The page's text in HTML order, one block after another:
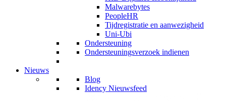
Malwarebytes
PeopleHR
Tijdregistratie en aanwezigheid
Uni-Ubi
Ondersteuning
Ondersteuningsverzoek indienen
Nieuws
Blog
Idency Nieuwsfeed